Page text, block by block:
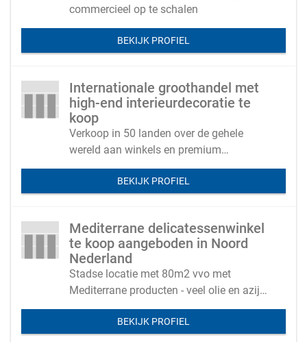
commercieel op te schalen
BEKIJK PROFIEL
Internationale groothandel met
high-end interieurdecoratie te
koop
Verkoop in 50 landen over de gehele
wereld aan winkels en premium
eindklanten
BEKIJK PROFIEL
Mediterrane delicatessenwinkel
te koop aangeboden in Noord
Nederland
Stadse locatie met 80m2 vvo met
Mediterrane producten - veel olie en azijn(
directe inkoop in Italië)
BEKIJK PROFIEL